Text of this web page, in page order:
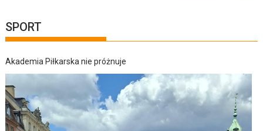
SPORT
Akademia Piłkarska nie próżnuje